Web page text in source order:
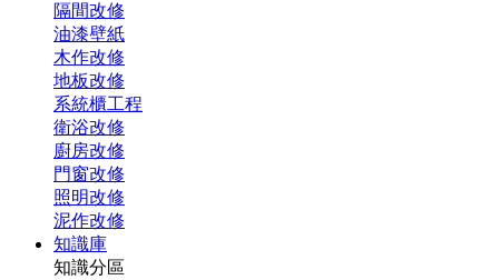
隔間改修
油漆壁紙
木作改修
地板改修
系統櫃工程
衛浴改修
廚房改修
門窗改修
照明改修
泥作改修
知識庫
知識分區